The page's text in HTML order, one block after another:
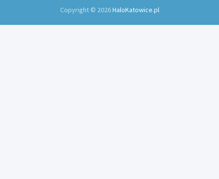
Copyright © 2026HaloKatowice.pl